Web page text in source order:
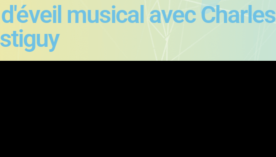
musical avec Charles